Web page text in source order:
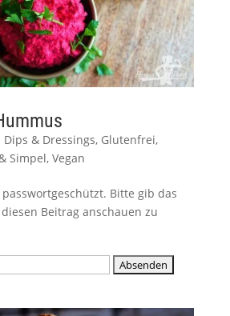
Dips & Dressings, Glutenfrei,
Simpel, Vegan
Bitte gib das
Beitrag anschauen zu